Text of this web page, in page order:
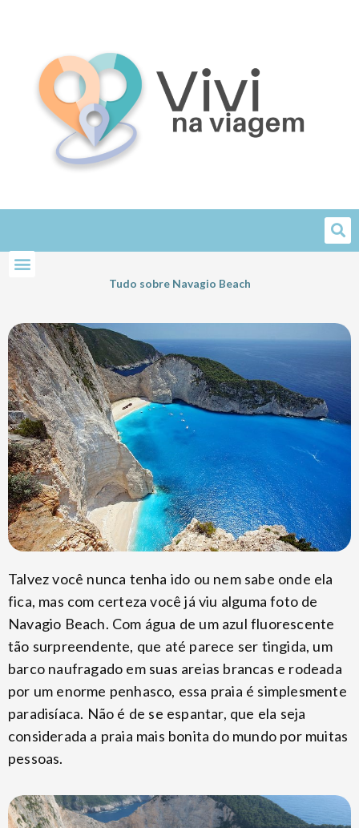
Tudo sobre Navagio Beach
Talvez você nunca tenha ido ou nem sabe onde ela
fica, mas com certeza você já viu alguma foto de
Navagio Beach. Com água de um azul fluorescente
tão surpreendente, que até parece ser tingida, um
barco naufragado em suas areias brancas e rodeada
por um enorme penhasco, essa praia é simplesmente
paradisíaca. Não é de se espantar, que ela seja
considerada a praia mais bonita do mundo por muitas
pessoas.